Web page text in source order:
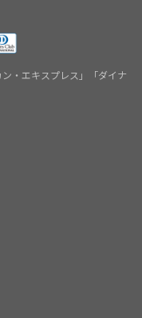
ン・エキスプレス」「ダイナ